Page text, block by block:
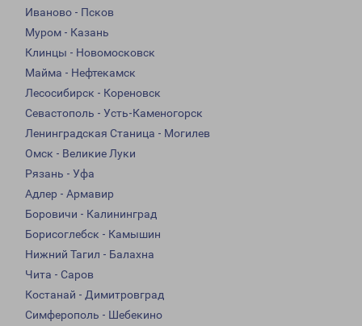
Иваново - Псков
Муром - Казань
Клинцы - Новомосковск
Майма - Нефтекамск
Лесосибирск - Кореновск
Севастополь - Усть-Каменогорск
Ленинградская Станица - Могилев
Омск - Великие Луки
Рязань - Уфа
Адлер - Армавир
Боровичи - Калининград
Борисоглебск - Камышин
Нижний Тагил - Балахна
Чита - Саров
Костанай - Димитровград
Симферополь - Шебекино